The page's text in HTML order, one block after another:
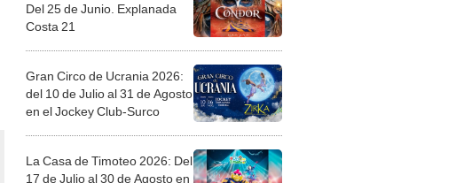
Del 25 de Junio. Explanada
Costa 21
Gran Circo de Ucrania 2026:
del 10 de Julio al 31 de Agosto
en el Jockey Club-Surco
La Casa de Timoteo 2026: Del
17 de Julio al 30 de Agosto en